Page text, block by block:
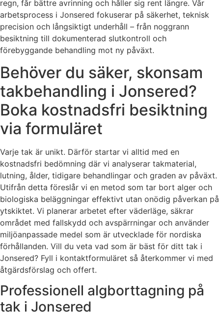
regn, får bättre avrinning och håller sig rent längre. Vår
arbetsprocess i Jonsered fokuserar på säkerhet, teknisk
precision och långsiktigt underhåll – från noggrann
besiktning till dokumenterad slutkontroll och
förebyggande behandling mot ny påväxt.
Behöver du säker, skonsam
takbehandling i Jonsered?
Boka kostnadsfri besiktning
via formuläret
Varje tak är unikt. Därför startar vi alltid med en
kostnadsfri bedömning där vi analyserar takmaterial,
lutning, ålder, tidigare behandlingar och graden av påväxt.
Utifrån detta föreslår vi en metod som tar bort alger och
biologiska beläggningar effektivt utan onödig påverkan på
ytskiktet. Vi planerar arbetet efter väderläge, säkrar
området med fallskydd och avspärrningar och använder
miljöanpassade medel som är utvecklade för nordiska
förhållanden. Vill du veta vad som är bäst för ditt tak i
Jonsered? Fyll i kontaktformuläret så återkommer vi med
åtgärdsförslag och offert.
Professionell algborttagning på
tak i Jonsered